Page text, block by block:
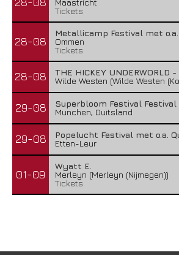
Maastricht
Tickets
28-08
Metallicamp Festival met o.a.
Ommen
Tickets
28-08
THE HICKEY UNDERWORLD
Wilde Westen (Wilde Westen
29-08
Superbloom Festival
Munchen, Duitsland
29-08
Popelucht Festival met o.a.
Etten-Leur
01-09
Wyatt E.
Merleyn (Merleyn (Nijmegen))
Tickets